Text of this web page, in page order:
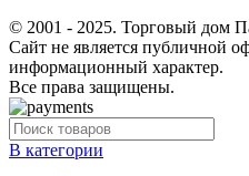
© 2001 - 2025. Торговый дом
Cайт не является публичной
информационный характер.
Все права защищены.
В категории